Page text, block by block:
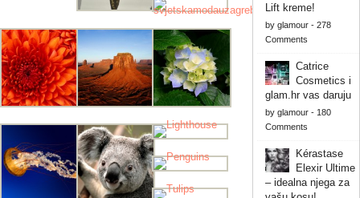
Lift kreme!
by glamour- 278
Comments
Catrice
Cosmetics i
glam.hr vas daruju
by glamour- 180
Comments
Kérastase
Elexir Ultime
– idealna njega za